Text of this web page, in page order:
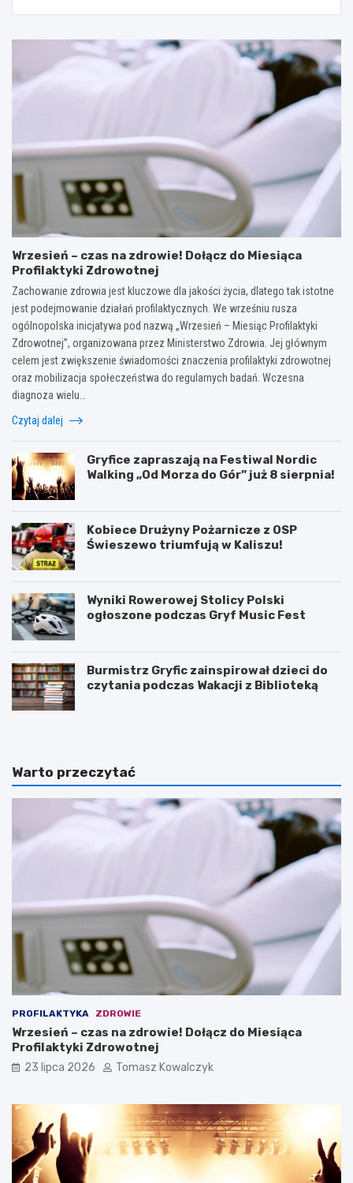
Wrzesień – czas na zdrowie! Dołącz do Miesiąca
Profilaktyki Zdrowotnej
Zachowanie zdrowia jest kluczowe dla jakości życia, dlatego tak istotne
jest podejmowanie działań profilaktycznych. We wrześniu rusza
ogólnopolska inicjatywa pod nazwą „Wrzesień – Miesiąc Profilaktyki
Zdrowotnej”, organizowana przez Ministerstwo Zdrowia. Jej głównym
celem jest zwiększenie świadomości znaczenia profilaktyki zdrowotnej
oraz mobilizacja społeczeństwa do regularnych badań. Wczesna
diagnoza wielu…
Czytaj dalej
Gryfice zapraszają na Festiwal Nordic
Walking „Od Morza do Gór” już 8 sierpnia!
Kobiece Drużyny Pożarnicze z OSP
Świeszewo triumfują w Kaliszu!
Wyniki Rowerowej Stolicy Polski
ogłoszone podczas Gryf Music Fest
Burmistrz Gryfic zainspirował dzieci do
czytania podczas Wakacji z Biblioteką
Warto przeczytać
PROFILAKTYKA ZDROWIE
Wrzesień – czas na zdrowie! Dołącz do Miesiąca
Profilaktyki Zdrowotnej
23 lipca 2026 Tomasz Kowalczyk